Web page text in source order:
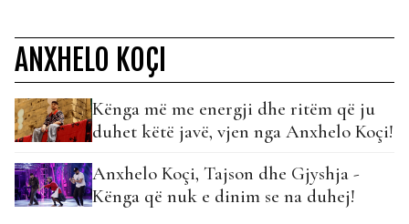
ANXHELO KOÇI
Kënga më me energji dhe ritëm që ju
duhet këtë javë, vjen nga Anxhelo Koçi!
Anxhelo Koçi, Tajson dhe Gjyshja -
Kënga që nuk e dinim se na duhej!